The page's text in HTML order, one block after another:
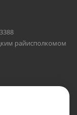
райисполкомом